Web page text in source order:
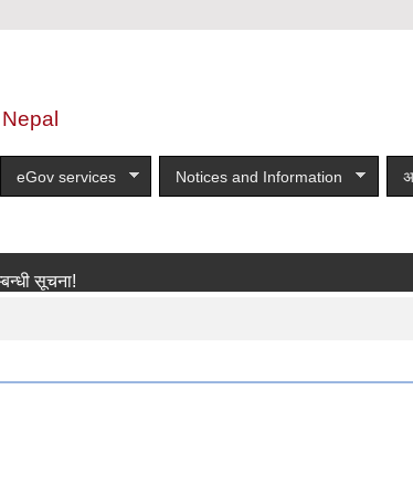
eGov services Notices and Information